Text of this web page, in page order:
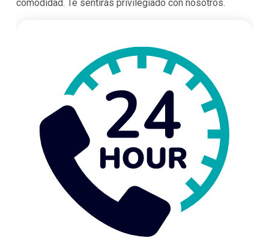
comodidad. Te sentirás privilegiado con nosotros.